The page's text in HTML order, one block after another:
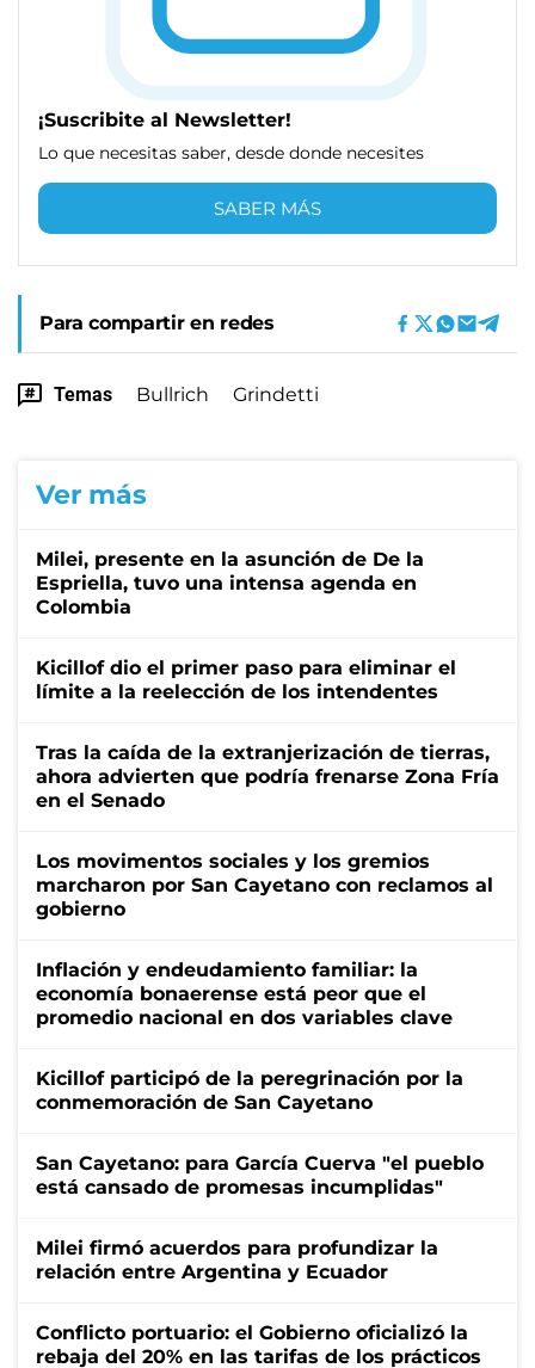
¡Suscribite al Newsletter!
Lo que necesitas saber, desde donde necesites
SABER MÁS
Para compartir en redes
Temas Bullrich Grindetti
Ver más
Milei, presente en la asunción de De la
Espriella, tuvo una intensa agenda en
Colombia
Kicillof dio el primer paso para eliminar el
límite a la reelección de los intendentes
Tras la caída de la extranjerización de tierras,
ahora advierten que podría frenarse Zona Fría
en el Senado
Los movimentos sociales y los gremios
marcharon por San Cayetano con reclamos al
gobierno
Inflación y endeudamiento familiar: la
economía bonaerense está peor que el
promedio nacional en dos variables clave
Kicillof participó de la peregrinación por la
conmemoración de San Cayetano
San Cayetano: para García Cuerva "el pueblo
está cansado de promesas incumplidas"
Milei firmó acuerdos para profundizar la
relación entre Argentina y Ecuador
Conflicto portuario: el Gobierno oficializó la
rebaja del 20% en las tarifas de los prácticos